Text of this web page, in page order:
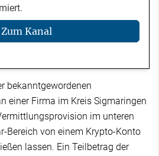
Zum Kanal
bekanntgewordenen
einer Firma im Kreis Sigmaringen
im unteren
Bereich von einem Krypto-Konto
lassen. Ein Teilbetrag der